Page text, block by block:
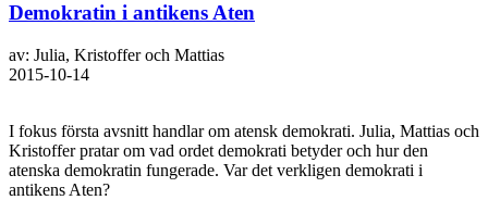
Demokratin i antikens Aten
av: Julia, Kristoffer och Mattias
2015-10-14
I fokus första avsnitt handlar om atensk demokrati. Julia, Mattias och
Kristoffer pratar om vad ordet demokrati betyder och hur den
atenska demokratin fungerade. Var det verkligen demokrati i
antikens Aten?